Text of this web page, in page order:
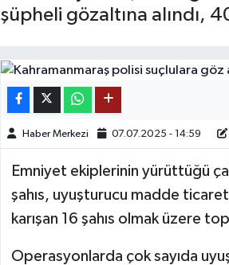
şüpheli gözaltına alındı,
Haber Merkezi 07.07.2025 - 14:59
Emniyet ekiplerinin yürüttüğü
şahıs, uyuşturucu madde
karışan 16 şahıs olmak üzere
Operasyonlarda çok sayıda